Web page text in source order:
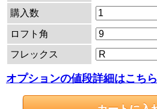
購入数
ロフト角
フレックス
オプションの値段詳細はこちら